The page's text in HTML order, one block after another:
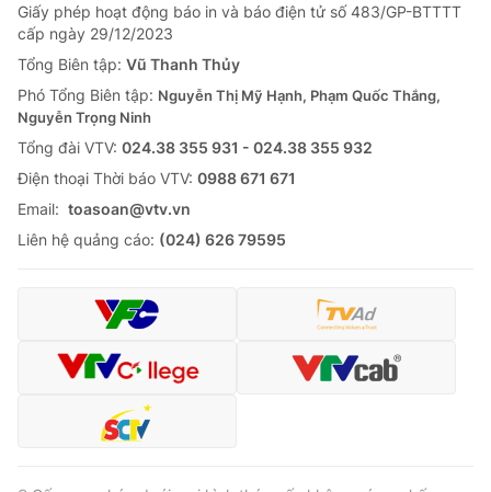
Giấy phép hoạt động báo in và báo điện tử số 483/GP-BTTTT
cấp ngày 29/12/2023
Tổng Biên tập: Vũ Thanh Thủy
Phó Tổng Biên tập: Nguyễn Thị Mỹ Hạnh, Phạm Quốc Thắng,
Nguyễn Trọng Ninh
Tổng đài VTV: 024.38 355 931 - 024.38 355 932
Ðiện thoại Thời báo VTV: 0988 671 671
Email: toasoan@vtv.vn
Liên hệ quảng cáo: (024) 626 79595